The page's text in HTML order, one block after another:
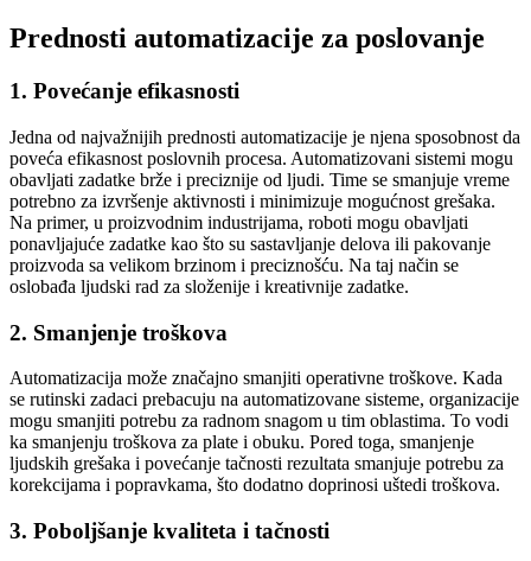
Prednosti automatizacije za poslovanje
1. Povećanje efikasnosti
Jedna od najvažnijih prednosti automatizacije je njena sposobnost da
poveća efikasnost poslovnih procesa. Automatizovani sistemi mogu
obavljati zadatke brže i preciznije od ljudi. Time se smanjuje vreme
potrebno za izvršenje aktivnosti i minimizuje mogućnost grešaka.
Na primer, u proizvodnim industrijama, roboti mogu obavljati
ponavljajuće zadatke kao što su sastavljanje delova ili pakovanje
proizvoda sa velikom brzinom i preciznošću. Na taj način se
oslobađa ljudski rad za složenije i kreativnije zadatke.
2. Smanjenje troškova
Automatizacija može značajno smanjiti operativne troškove. Kada
se rutinski zadaci prebacuju na automatizovane sisteme, organizacije
mogu smanjiti potrebu za radnom snagom u tim oblastima. To vodi
ka smanjenju troškova za plate i obuku. Pored toga, smanjenje
ljudskih grešaka i povećanje tačnosti rezultata smanjuje potrebu za
korekcijama i popravkama, što dodatno doprinosi uštedi troškova.
3. Poboljšanje kvaliteta i tačnosti